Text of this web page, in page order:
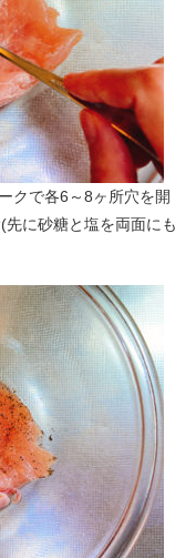
クで各6～8ヶ所穴を開
に砂糖と塩を両面にも